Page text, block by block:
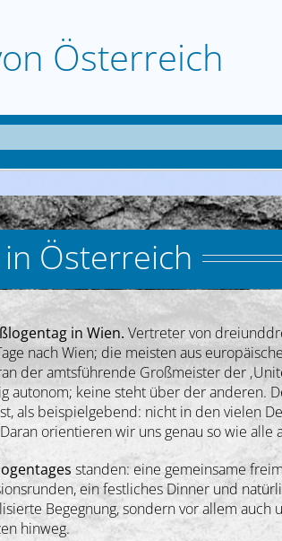
Österreich
Österreich
in Wien. Vertreter von
nach Wien; die meisten aus
der amtsführende Großmeister der
autonom; keine steht über der anderen.
als beispielgebend: nicht in den vielen
orientieren wir uns genau so wie
standen: eine gemeinsame
ein festliches Dinner und
Begegnung, sondern vor allem
hinweg.